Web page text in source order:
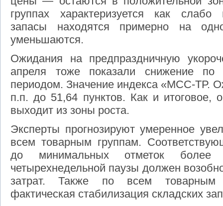
группах характеризуется как слабо
запасы находятся примерно на
уменьшаются.
Ожидания на предпраздничную
апреля тоже показали снижение
периодом. Значение индекса «МСС-ТР.
п.п. до 51,64 пунктов. Как и итоговое,
выходит из зоны роста.
Эксперты прогнозируют умеренное
всем товарным группам.
до минимальных отметок
четырехнедельной паузы должен
затрат. Также по всем товарным
фактическая стабилизация складских